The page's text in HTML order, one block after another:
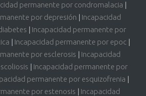
permanente por condromalacia |
por depresión | Incapacidad
| Incapacidad permanente por
| Incapacidad permanente por epoc|
por esclerosis | Incapacidad
| Incapacidad permanente por
permanente por esquizofrenia |
por estenosis | Incapacidad